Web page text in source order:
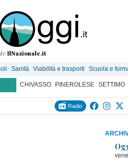
IlNazionale.it
Sanità Viabilità e trasporti Scuola e
CHIVASSO PINEROLESE SETTIMO
Radio